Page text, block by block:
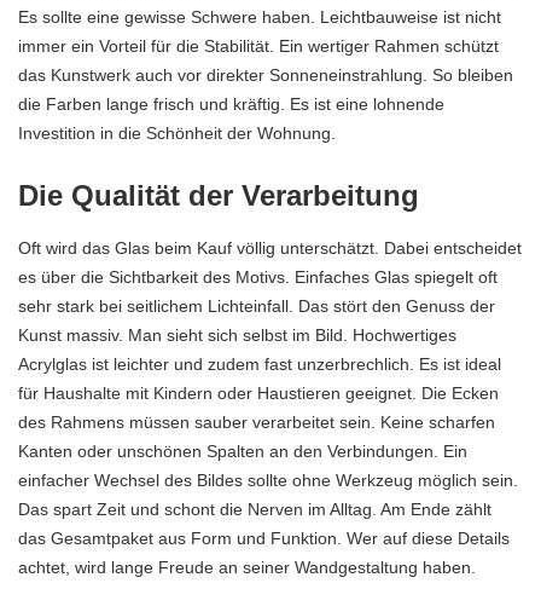
Es sollte eine gewisse Schwere haben. Leichtbauweise ist nicht
immer ein Vorteil für die Stabilität. Ein wertiger Rahmen schützt
das Kunstwerk auch vor direkter Sonneneinstrahlung. So bleiben
die Farben lange frisch und kräftig. Es ist eine lohnende
Investition in die Schönheit der Wohnung.
Die Qualität der Verarbeitung
Oft wird das Glas beim Kauf völlig unterschätzt. Dabei entscheidet
es über die Sichtbarkeit des Motivs. Einfaches Glas spiegelt oft
sehr stark bei seitlichem Lichteinfall. Das stört den Genuss der
Kunst massiv. Man sieht sich selbst im Bild . Hochwertiges
Acrylglas ist leichter und zudem fast unzerbrechlich. Es ist ideal
für Haushalte mit Kindern oder Haustieren geeignet. Die Ecken
des Rahmens müssen sauber verarbeitet sein. Keine scharfen
Kanten oder unschönen Spalten an den Verbindungen. Ein
einfacher Wechsel des Bildes sollte ohne Werkzeug möglich sein.
Das spart Zeit und schont die Nerven im Alltag. Am Ende zählt
das Gesamtpaket aus Form und Funktion. Wer auf diese Details
achtet, wird lange Freude an seiner Wandgestaltung haben.